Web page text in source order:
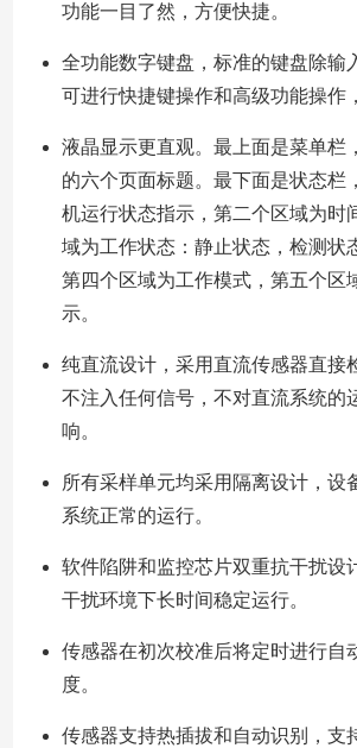
功能一目了然，方便快捷。
全功能数字键盘，标准的键盘除输
可进行快捷键操作和高级功能操作
液晶显示更直观。最上面是菜单栏
的六个页面标题。最下面是状态栏
机运行状态指示，第二个区域为时
域为工作状态：静止状态，检测状
第四个区域为工作模式，第五个区
示。
纯直流设计，采用直流传感器直接
不注入任何信号，不对直流系统的
响。
所有采样单元均采用隔离设计，设
系统正常的运行。
软件陷阱和监控芯片双重抗干扰设
干扰环境下长时间稳定运行。
传感器在初次校准后将定时进行自
度。
传感器支持热插拔和自动识别，支